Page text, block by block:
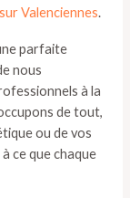
Valenciennes.
parfaite
nous
à la
de tout,
ou de vos
ce que chaque